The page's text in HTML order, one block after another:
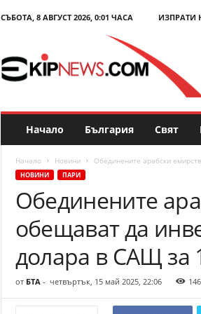
СЪБОТА, 8 АВГУСТ 2026, 0:01 ЧАСА ИЗПРАТИ
E
p
N
и
Начало България Свят
Начало Новини Обединените арабски
НОВИНИ ПАРИ
Обединените
обещават да
долара в САЩ за
от БТА- четвъртък, 15 май 2025, 22:06 146